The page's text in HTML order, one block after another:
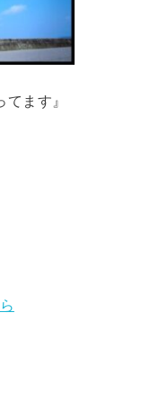
ます』